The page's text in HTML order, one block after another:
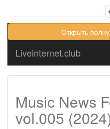
Открыть
Liveinternet.club
Music News
vol.005